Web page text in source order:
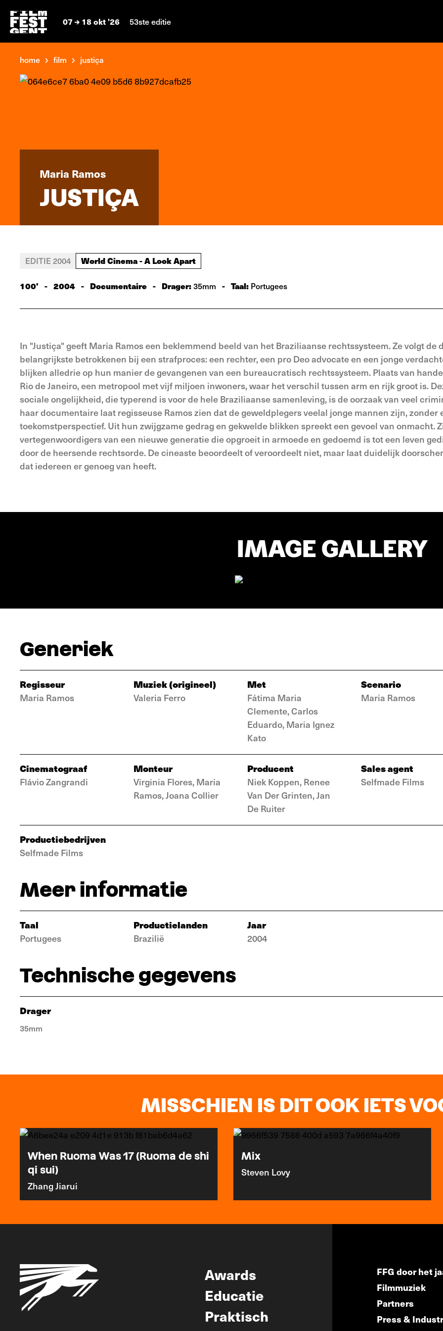
07 18 okt '26 53ste editie
home film justiça
Maria Ramos
JUSTIÇA
EDITIE 2004 World Cinema - A Look Apart
100' - 2004 - Documentaire - Drager:35mm - Taal: Portugees
In "Justiça" geeft Maria Ramos een beklemmend beeld van het Braziliaanse rechtssysteem. Ze volgt de
belangrijkste betrokkenen bij een strafproces: een rechter, een pro Deo advocate en een jonge
blijken alledrie op hun manier de gevangenen van een bureaucratisch rechtssysteem. Plaats van
Rio de Janeiro, een metropool met vijf miljoen inwoners, waar het verschil tussen arm en rijk groot is.
sociale ongelijkheid, die typerend is voor de hele Braziliaanse samenleving, is de oorzaak van veel
haar documentaire laat regisseuse Ramos zien dat de geweldplegers veelal jonge mannen zijn, zonder
toekomstperspectief. Uit hun zwijgzame gedrag en gekwelde blikken spreekt een gevoel van onmacht.
vertegenwoordigers van een nieuwe generatie die opgroeit in armoede en gedoemd is tot een leven
door de heersende rechtsorde. De cineaste beoordeelt of veroordeelt niet, maar laat duidelijk
dat iedereen er genoeg van heeft.
IMAGE GALLERY
Generiek
Regisseur
Maria Ramos
Muziek (origineel)
Valeria Ferro
Met
Fátima Maria
Clemente, Carlos
Eduardo, Maria Ignez
Kato
Scenario
Maria Ramos
Cinematograaf
Flávio Zangrandi
Monteur
Virginia Flores, Maria
Ramos, Joana Collier
Producent
Niek Koppen, Renee
Van Der Grinten, Jan
De Ruiter
Sales agent
Selfmade Films
Productiebedrijven
Selfmade Films
Meer informatie
Taal
Portugees
Productielanden
Brazilië
Jaar
2004
Technische gegevens
Drager
35mm
MISSCHIEN IS DIT OOK IETS
When Ruoma Was 17 (Ruoma de shi
qi sui)
Zhang Jiarui
Mix
Steven Lovy
Awards
Educatie
Praktisch
FFG door het
Filmmuziek
Partners
Press &